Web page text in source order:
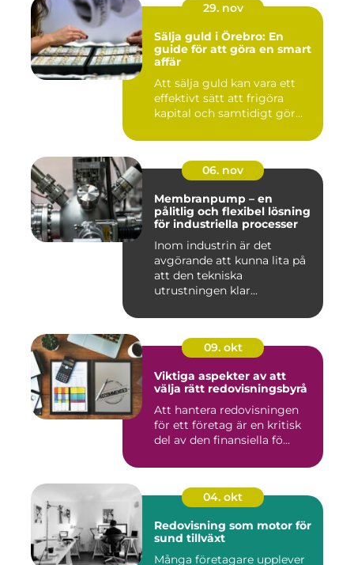
29. nov
Sälja guld i Örebro: En
guide för att göra en smart
affär
Att sälja guld kan vara ett
effektivt sätt att frigöra
kapital och samtidigt gör...
06. nov
Membranpump – en
pålitlig och flexibel lösning
för industriella processer
Inom industrin är det
avgörande att kunna lita på
att den tekniska
utrustningen klar...
09. okt
Viktiga aspekter av att
välja rätt redovisningsbyrå
Att hantera redovisningen
för ett företag är en kritisk
del av den finansiella fö...
04. okt
Redovisning som motor för
sund tillväxt
Många företagare upplever